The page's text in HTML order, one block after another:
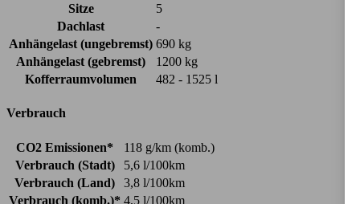
Sitze
5
Dachlast
-
Anhängelast (ungebremst) 690 kg
Anhängelast (gebremst)
1200 kg
Kofferraumvolumen
482 - 1525 l
Verbrauch
CO2 Emissionen*
118 g/km (komb.)
Verbrauch (Stadt)
5,6 l/100km
Verbrauch (Land)
3,8 l/100km
Verbrauch (komb.)* 4,5 l/100km